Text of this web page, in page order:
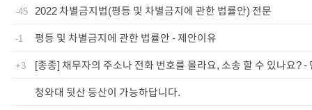
-45 2022 차별금지법(평등 및 차별금지에 관한 법률안) 전문
-1 평등 및 차별금지에 관한 법률안 - 제안이유
+3
[종종] 채무자의 주소나 전화 번호를 몰라요, 소송 할 수 있나요? -
청와대 뒷산 등산이 가능하답니다.